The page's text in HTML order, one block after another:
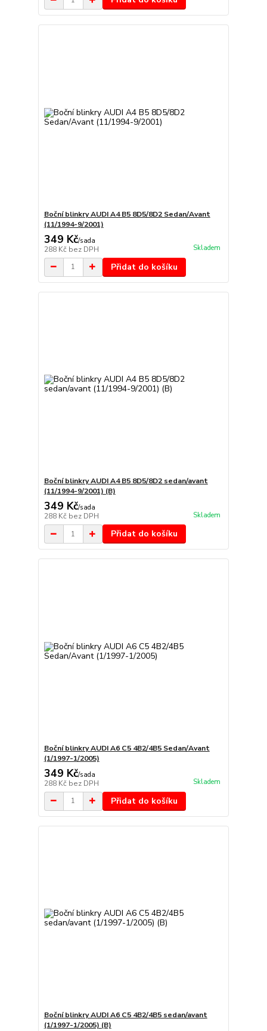
Boční blinkry AUDI A4 B5 8D5/8D2 Sedan/Avant
(11/1994-9/2001)
349 Kč/sada
288 Kč bez DPH Skladem
Přidat do košíku
Boční blinkry AUDI A4 B5 8D5/8D2 sedan/avant
(11/1994-9/2001) (B)
349 Kč/sada
288 Kč bez DPH Skladem
Přidat do košíku
Boční blinkry AUDI A6 C5 4B2/4B5 Sedan/Avant
(1/1997-1/2005)
349 Kč/sada
288 Kč bez DPH Skladem
Přidat do košíku
Boční blinkry AUDI A6 C5 4B2/4B5 sedan/avant
(1/1997-1/2005) (B)